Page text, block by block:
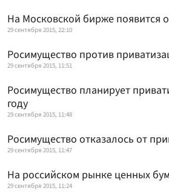
На Московской бирже появится
29 сентября 2015, 22:10
Росимущество против
29 сентября 2015, 11:51
Росимущество планирует
году
29 сентября 2015, 11:48
Росимущество отказалось от
29 сентября 2015, 11:47
На российском рынке ценных
29 сентября 2015, 11:24